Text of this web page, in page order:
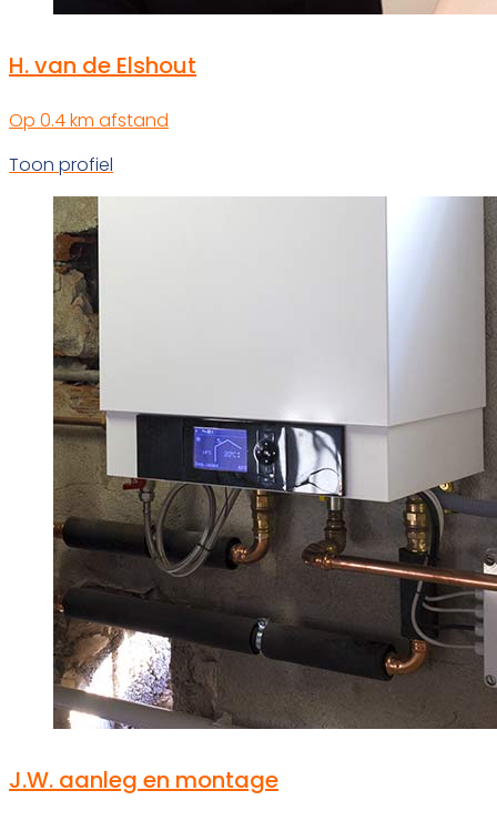
H. van de Elshout
Op 0.4 km afstand
Toon profiel
J.W. aanleg en montage